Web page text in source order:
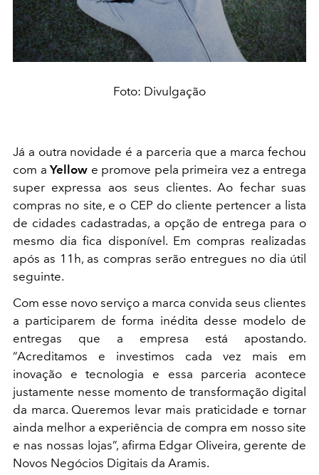
Foto: Divulgação
Já a outra novidade é a parceria que a marca fechou
com aYellow e promove pela primeira vez a entrega
super expressa aos seus clientes. Ao fechar suas
compras no site, e o CEP do cliente pertencer a lista
de cidades cadastradas, a opção de entrega para o
mesmo dia fica disponível. Em compras realizadas
após as 11h, as compras serão entregues no dia útil
seguinte.
Com esse novo serviço a marca convida seus clientes
a participarem de forma inédita desse modelo de
entregas que a empresa está apostando.
“Acreditamos e investimos cada vez mais em
inovação e tecnologia e essa parceria acontece
justamente nesse momento de transformação digital
da marca. Queremos levar mais praticidade e tornar
ainda melhor a experiência de compra em nosso site
e nas nossas lojas”, afirma Edgar Oliveira, gerente de
Novos Negócios Digitais da Aramis.